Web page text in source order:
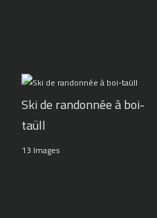
Ski de randonnée à boi-
taüll
13 Images